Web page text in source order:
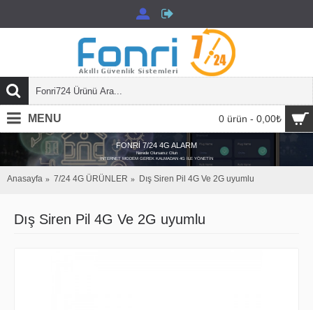
0 ürün - 0,00₺
MENU
Nerede Olursanız Olun
İNTERNET MODEM GEREK KALMADAN 4G İLE YÖNETİN
FONRİ 7/24 4G ALARM
Anasayfa 7/24 4G ÜRÜNLER Dış Siren Pil 4G Ve 2G uyumlu
Dış Siren Pil 4G Ve 2G uyumlu